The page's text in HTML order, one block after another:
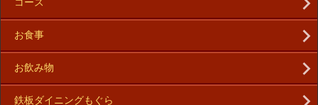
コース
お食事
お飲み物
鉄板ダイニングもぐら